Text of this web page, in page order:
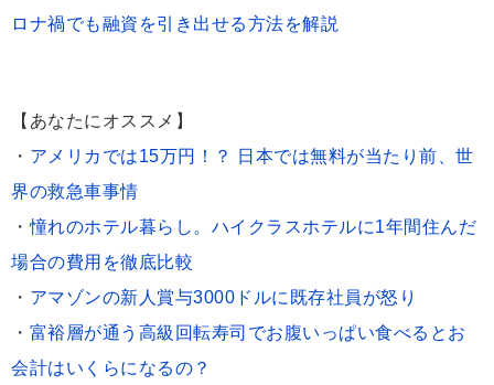
ロナ禍でも融資を引き出せる方法を解説
【あなたにオススメ】
・ アメリカでは15万円！？ 日本では無料が当たり前、世
界の救急車事情
・憧れのホテル暮らし。ハイクラスホテルに1年間住んだ
場合の費用を徹底比較
・ アマゾンの新人賞与3000ドルに既存社員が怒り
・ 富裕層が通う高級回転寿司でお腹いっぱい食べるとお
会計はいくらになるの？